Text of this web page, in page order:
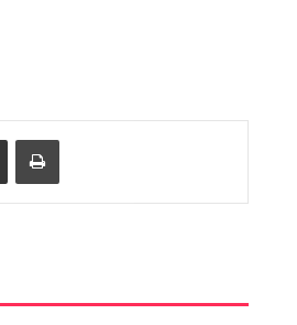
Share via Email Print